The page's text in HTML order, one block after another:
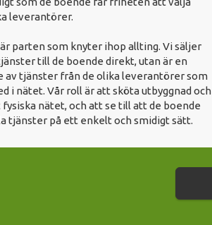
leverantörer.
parten som knyter ihop allting. Vi säljer
till de boende direkt, utan är en
av tjänster från de olika leverantörer som
i nätet. Vår roll är att sköta utbyggnad och
nätet, och att se till att de boende
tjänster på ett enkelt och smidigt sätt.